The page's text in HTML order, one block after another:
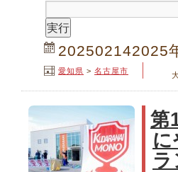
202502142025
愛知県 > 名古屋市
第